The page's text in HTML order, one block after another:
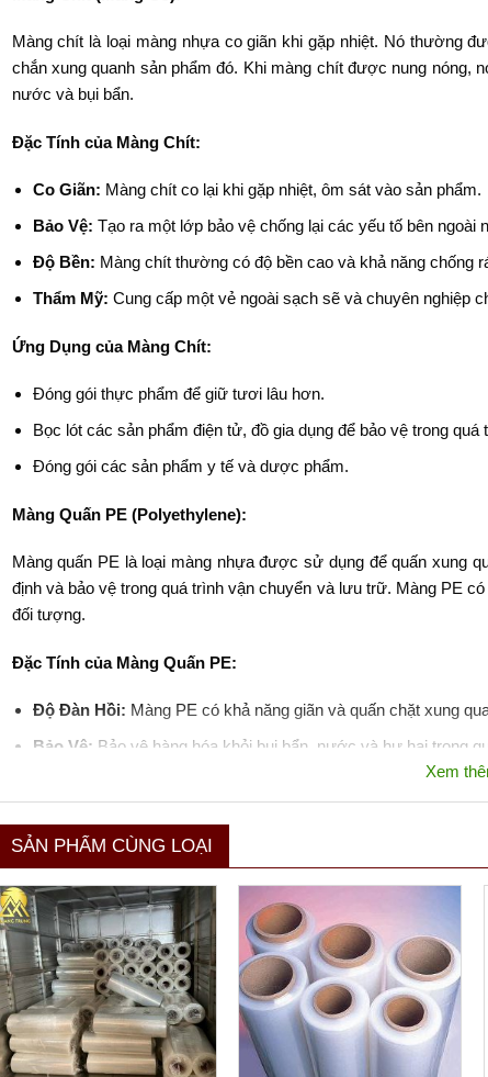
Màng chít là loại màng nhựa co giãn khi gặp nhiệt. Nó thường
chắn xung quanh sản phẩm đó. Khi màng chít được nung nóng,
nước và bụi bẩn.
Đặc Tính của Màng Chít:
Co Giãn: Màng chít co lại khi gặp nhiệt, ôm sát vào sản phẩm.
Bảo Vệ: Tạo ra một lớp bảo vệ chống lại các yếu tố bên ngoài
Độ Bền: Màng chít thường có độ bền cao và khả năng chống
Thẩm Mỹ: Cung cấp một vẻ ngoài sạch sẽ và chuyên nghiệp
Ứng Dụng của Màng Chít:
Đóng gói thực phẩm để giữ tươi lâu hơn.
Bọc lót các sản phẩm điện tử, đồ gia dụng để bảo vệ trong quá
Đóng gói các sản phẩm y tế và dược phẩm.
Màng Quấn PE (Polyethylene):
Màng quấn PE là loại màng nhựa được sử dụng để quấn xung
định và bảo vệ trong quá trình vận chuyển và lưu trữ. Màng PE
đối tượng.
Đặc Tính của Màng Quấn PE:
Độ Đàn Hồi: Màng PE có khả năng giãn và quấn chặt xung
Bảo Vệ: Bảo vệ hàng hóa khỏi bụi bẩn, nước và hư hại trong
Màng PE thường có thể tái chế, phù hợp với các tiêu
Ứng Dụng của Màng Quấn PE:
Quấn pallet hàng hóa trong kho bãi và vận chuyển.
Bảo vệ đồ nội thất và các vật dụng lớn khác khi chuyển nhà
Sử dụng trong nông nghiệp để bảo vệ cây trồng.
Cả hai loại màng này đều đóng vai trò quan trọng trong ngành
các yếu tố có hại và đảm bảo hàng hóa đến tay người tiêu dùng
Xem
SẢN PHẨM CÙNG LOẠI